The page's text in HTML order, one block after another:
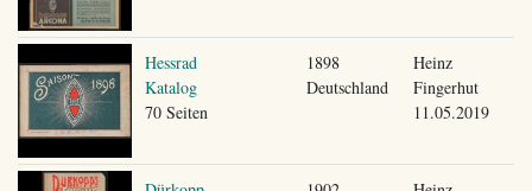
Hessrad
Katalog
70 Seiten
1898
Deutschland
Heinz
Fingerhut
11.05.2019